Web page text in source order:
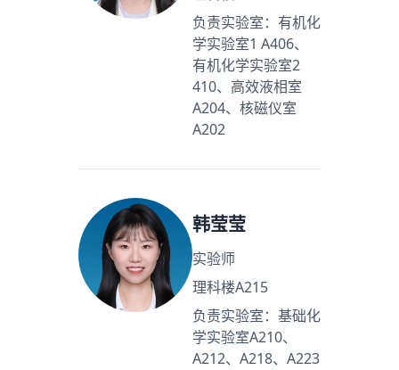
负责实验室：有机化
学实验室1 A406、
有机化学实验室2
410、高效液相室
A204、核磁仪室
A202
韩莹莹
实验师
理科楼A215
负责实验室：基础化
学实验室A210、
A212、A218、A223